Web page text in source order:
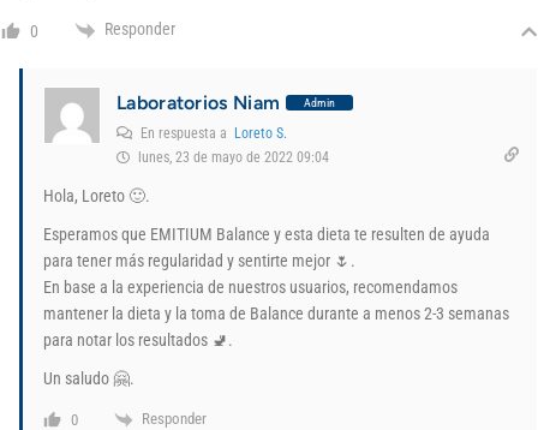
0 Responder
Laboratorios Niam Admin
En respuesta a
Loreto S.
lunes, 23 de mayo de 2022 09:04
Hola, Loreto 🙂.
Esperamos que EMITIUM Balance y esta dieta te resulten de ayuda
para tener más regularidad y sentirte mejor 🌷.
En base a la experiencia de nuestros usuarios, recomendamos
mantener la dieta y la toma de Balance durante a menos 2-3 semanas
para notar los resultados 🚽.
Un saludo 🤗.
0 Responder